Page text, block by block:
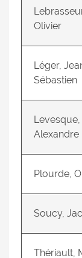
Olivier
Léger,
Sébastien
Levesque,
Alexandre
Plourde,
Soucy,
Thériault,